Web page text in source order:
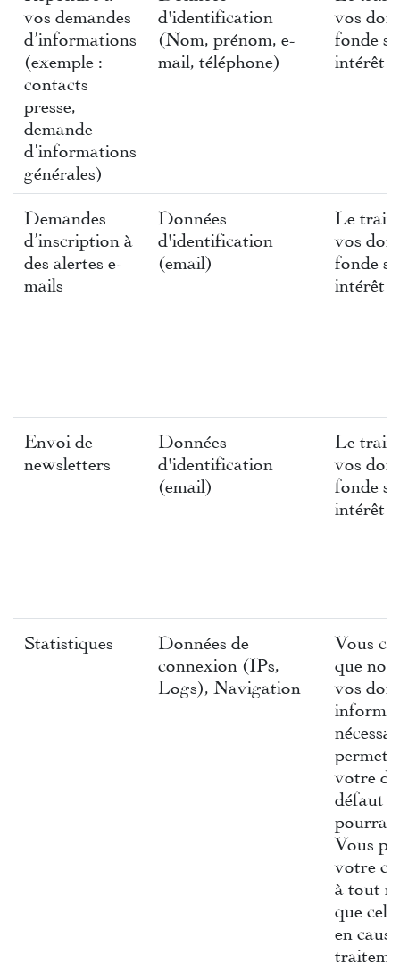
vos demandes
d’informations
(exemple :
contacts
demande
d’informations
générales)
d'identification
(Nom, prénom, e-
mail, téléphone)
vos
fonde
intérêt
Demandes
d’inscription à
des alertes e-
mails
Données
d'identification
(email)
Le
vos
fonde
intérêt
Envoi de
newsletters
Données
d'identification
(email)
Le
vos
fonde
intérêt
Statistiques Données de
connexion (IPs,
Logs), Navigation
Vous
que
vos
votre
défaut
pourra
Vous
votre
à tout
que
en